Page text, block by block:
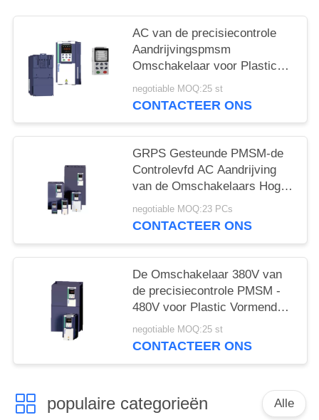
AC van de precisiecontrole
Aandrijvingspmsm
Omschakelaar voor Plastic
Vormende Machine In drie
stadia
negotiable MOQ:25 st
CONTACTEER ONS
GRPS Gesteunde PMSM-de
Controlevfd AC Aandrijving
van de Omschakelaars Hoge
Precisie
negotiable MOQ:23 PCs
CONTACTEER ONS
De Omschakelaar 380V van
de precisiecontrole PMSM -
480V voor Plastic Vormende
Machine
negotiable MOQ:25 st
CONTACTEER ONS
populaire categorieën Alle